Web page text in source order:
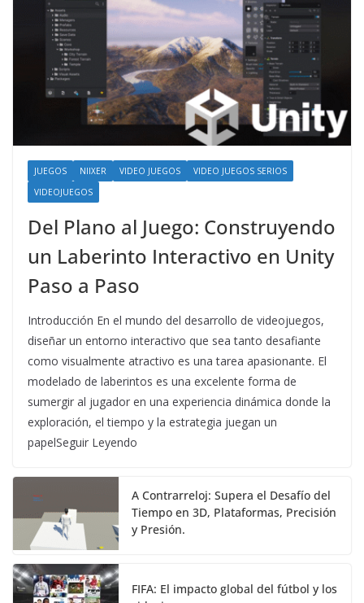
JUEGOS NIIXER VIDEO JUEGOS
VIDEO JUEGOS SERIOS
VIDEOJUEGOS
Del Plano al Juego: Construyendo
un Laberinto Interactivo en Unity
Paso a Paso
Introducción En el mundo del desarrollo de videojuegos,
diseñar un entorno interactivo que sea tanto desafiante
como visualmente atractivo es una tarea apasionante. El
modelado de laberintos es una excelente forma de
sumergir al jugador en una experiencia dinámica donde la
exploración, el tiempo y la estrategia juegan un
papelSeguir Leyendo
A Contrarreloj: Supera el Desafío del
Tiempo en 3D, Plataformas, Precisión
y Presión.
FIFA: El impacto global del fútbol y los